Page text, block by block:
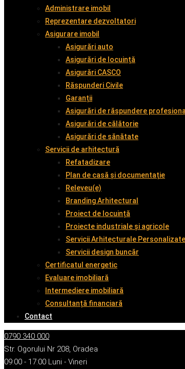
Administrare imobil
Reprezentare dezvoltatori
Asigurare imobil
Asigurări auto
Asigurări de locuință
Asigurări CASCO
Răspunderi Civile
Garanții
Asigurări de răspundere
Asigurări de călătorie
Asigurări de sănătate
Servicii de arhitectură
Refatadizare
Plan de casă și documentație
Releveu(e)
Branding Arhitectural
Proiect de locuință
Proiecte industriale și agricole
Servicii Arhitecturale Personalizate
Servicii design buncăr
Certificatul energetic
Evaluare imobiliară
Intermediere imobiliară
Consultanță financiară
Contact
0790 340 000
Str. Ogorului Nr 208, Oradea
09:00 - 17:00 Luni - Vineri